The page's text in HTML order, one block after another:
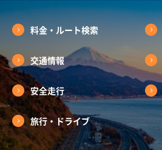
料金・ルート検索
交通情報
安全走行
旅行・ドライブ